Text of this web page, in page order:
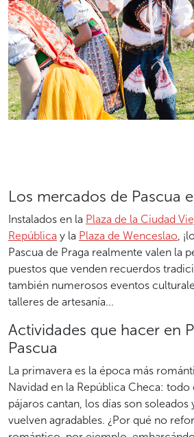
Los mercados de Pascua
Instalados en la Plaza de la Ciudad
República y la Plaza de Wenceslao ,
Pascua de Praga realmente valen la
puestos que venden recuerdos
también numerosos eventos
talleres de artesanía...
Actividades que hacer en
Pascua
La primavera es la época más
Navidad en la República Checa: todo
pájaros cantan, los días son soleados
vuelven agradables. ¿Por qué no